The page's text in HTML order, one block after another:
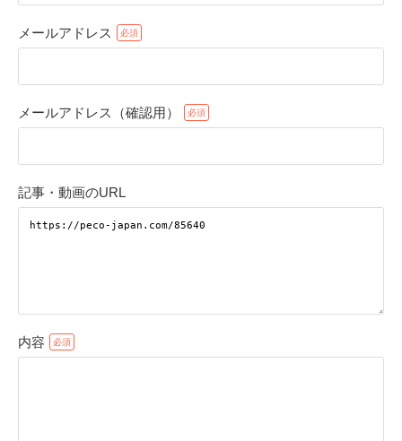
メールアドレス
メールアドレス（確認用）
記事・動画のURL
内容
アプリで開く